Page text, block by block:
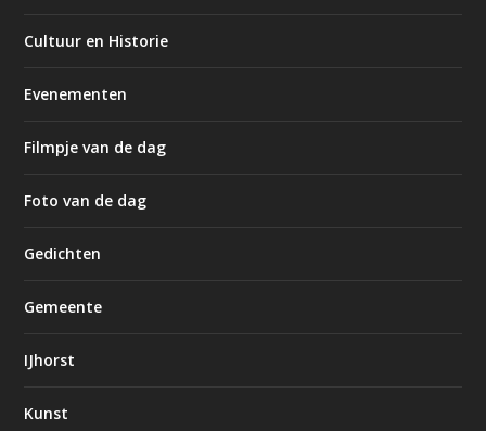
Cultuur en Historie
Evenementen
Filmpje van de dag
Foto van de dag
Gedichten
Gemeente
IJhorst
Kunst